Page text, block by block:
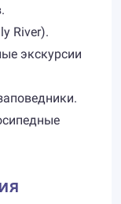
River).
экскурсии